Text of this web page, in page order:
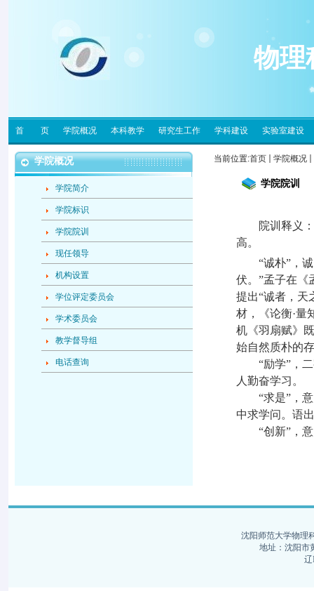
物理
首 页 学院概况 本科教学 研究生工作 学科建设 实验室建设
学院概况
学院简介
学院标识
学院院训
现任领导
机构设置
学位评定委员会
学术委员会
教学督导组
电话查询
当前位置:首页 学院概况
学院院训
院训释义：
高。
“诚朴”，诚
伏。”孟子在《
提出“诚者，天
材，《论衡·量
机《羽扇赋》
始自然质朴的
“励学”，二
人勤奋学习。
“求是”，意
中求学问。语
“创新”，意
沈阳师范大学物理
地址：沈阳市
辽